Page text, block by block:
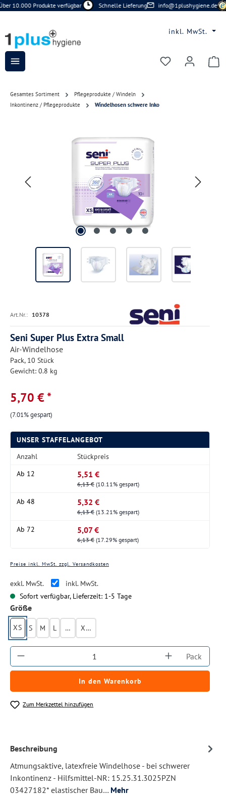
Zum Hauptinhalt springen
10.000 Produkte verfügbar Schnelle Lieferung info@1plushygiene.de
inkl. MwSt.
Du hast 0
Gesamtes Sortiment
Pflegeprodukte / Windeln
Inkontinenz / Pflegeprodukte
Windelhosen schwere Inko
Art.Nr.: 10378
Seni Super Plus Extra Small
Air-Windelhose
Pack, 10 Stück
Gewicht: 0.8 kg
5,70 € *
(7.01% gespart)
UNSER STAFFELANGEBOT
Anzahl
Stückpreis
Ab 12 5,51 €
6,13 € (10.11% gespart)
Ab 48 5,32 €
6,13 € (13.21% gespart)
Ab 72 5,07 €
6,13 € (17.29% gespart)
Preise inkl. MwSt. zzgl. Versandkosten
exkl. MwSt.
inkl. MwSt.
Sofort verfügbar, Lieferzeit: 1-5 Tage
Größeauswählen
XS S M L XL XXL
Produkt Anzahl: Gib den gewünschtenPack
In den Warenkorb
Zum Merkzettel hinzufügen
Beschreibung
Atmungsaktive, latexfreie Windelhose - bei schwerer
Inkontinenz - Hilfsmittel-NR: 15.25.31.3025PZN
03427182* elastischer Bau… Mehr